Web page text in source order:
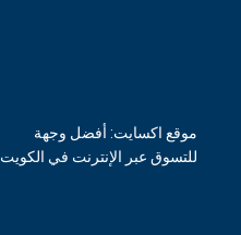
موقع اكسايت: أفضل وجهة
للتسوق عبر الإنترنت في الكويت